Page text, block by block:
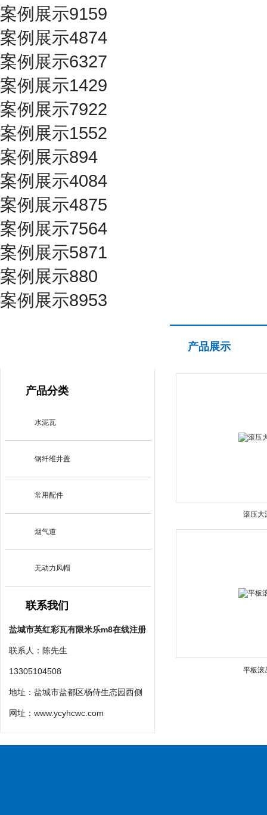
案例展示9159
案例展示4874
案例展示6327
案例展示1429
案例展示7922
案例展示1552
案例展示894
案例展示4084
案例展示4875
案例展示7564
案例展示5871
案例展示880
案例展示8953
产品分类
水泥瓦
钢纤维井盖
常用配件
烟气道
无动力风帽
联系我们
盐城市英红彩瓦有限米乐m8在线注册
联系人：陈先生
13305104508
地址：盐城市盐都区杨侍生态园西侧
网址： www.ycyhcwc.com
产品展示
滚压大
平板滚